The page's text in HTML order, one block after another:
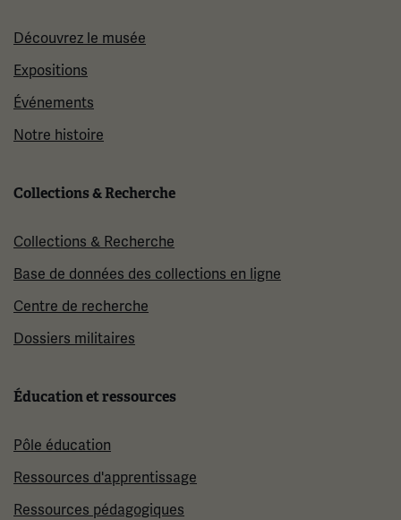
Découvrez le musée
Expositions
Événements
Notre histoire
Collections & Recherche
Collections & Recherche
Base de données des collections en ligne
Centre de recherche
Dossiers militaires
Éducation et ressources
Pôle éducation
Ressources d'apprentissage
Ressources pédagogiques